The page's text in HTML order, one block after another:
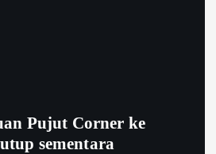
Pujut Corner ke
sementara